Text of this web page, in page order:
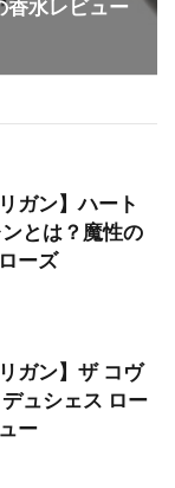
香水レビュー
ガン】ハート
とは？魔性の
ーズ
ガン】ザ コヴ
ュシェス ロー
ー